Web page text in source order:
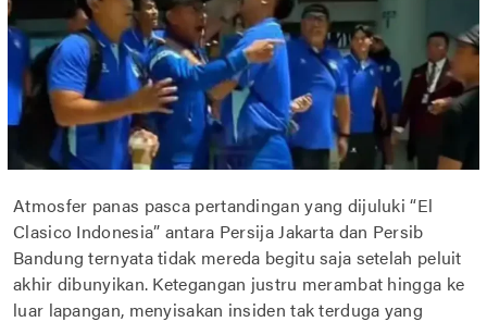
Atmosfer panas pasca pertandingan yang dijuluki “El
Clasico Indonesia” antara Persija Jakarta dan Persib
Bandung ternyata tidak mereda begitu saja setelah peluit
akhir dibunyikan. Ketegangan justru merambat hingga ke
luar lapangan, menyisakan insiden tak terduga yang